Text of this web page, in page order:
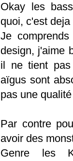
Okay les
quoi, c'est
Je
design, j'aime
il ne tient
aïgus sont
pas une
Par contre
avoir des
Genre les